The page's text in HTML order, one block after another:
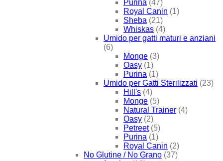
Purina (47)
Royal Canin (1)
Sheba (21)
Whiskas (4)
Umido per gatti maturi e anziani
(6)
Monge (3)
Oasy (1)
Purina (1)
Umido per Gatti Sterilizzati (23)
Hill's (4)
Monge (5)
Natural Trainer (4)
Oasy (2)
Petreet (5)
Purina (1)
Royal Canin (2)
No Glutine / No Grano (37)